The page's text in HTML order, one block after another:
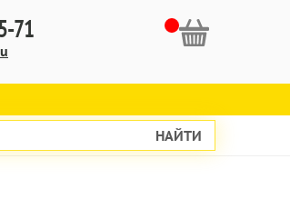
71
НАЙТИ